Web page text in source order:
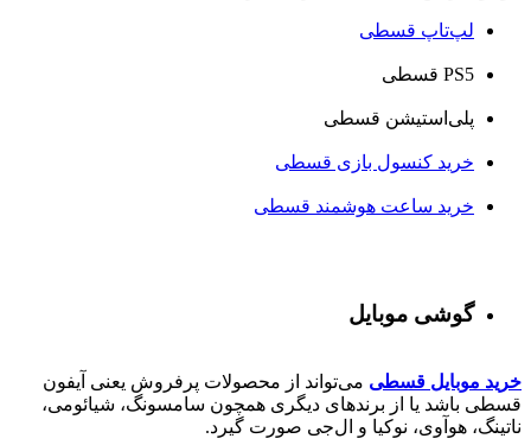
لپ‌تاپ قسطی
PS5 قسطی
پلی‌استیشن قسطی
خرید کنسول بازی قسطی
خرید ساعت هوشمند قسطی
گوشی موبایل
خرید موبایل قسطی می‌تواند از محصولات پرفروش یعنی آیفون
قسطی باشد یا از برندهای دیگری همچون سامسونگ، شیائومی،
ناتینگ، هوآوی، نوکیا و ال‌جی صورت گیرد.